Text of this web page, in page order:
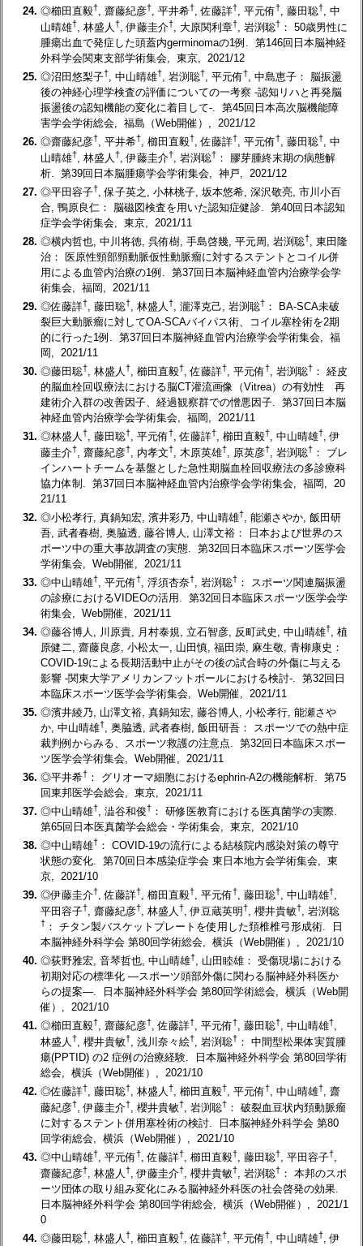
24. ◎櫛田直毅†, 齋藤紀彦†, 平井希†, 佐藤詳†, 平元侑†, 藤田聡†, 中
山晴雄† , 林盛人 † , 伊藤圭介† , 大原関利章† , 岩渕聡† ： 50歳男性に
腫瘍出血で発症した頭蓋内germinomaの1例. 第146回日本脳神経
外科学会関東支部学術集会, 東京, 2021/12
25. ◎沼田悠梨子†, 中山晴雄†, 岩渕聡†, 平元侑†, 中島恵子： 脳振盪
後の神経心理学検査の評価についての一考察 -認知リハと再発脳
振盪後の認知機能の変化に着目して-. 第45回日本高次脳機能障
害学会学術総会, 福島（Web開催）, 2021/12
26. ◎齋藤紀彦†, 平井希†, 櫛田直毅†, 佐藤詳†, 平元侑†, 藤田聡†, 中
山晴雄† , 林盛人 † , 伊藤圭介† , 岩渕聡† ： 膠芽腫終末期の病態解
析. 第39回日本脳腫瘍学会学術集会, 神戸, 2021/12
27. ◎平田容子†, 保子英之, 小林桃子, 坂本悠希, 深沢敬亮, 市川小百
合, 鴨原良仁： 脳磁図検査を用いた認知症健診. 第40回日本認知
症学会学術集会, 東京, 2021/11
28. ◎横内哲也, 中川将徳, 呉侑樹, 手島啓幾, 平元周, 岩渕聡†, 東田隆
治： 医原性頸部頸動脈仮性動脈瘤に対するステントとコイル併
用による血管内治療の1例. 第37回日本脳神経血管内治療学会学
術集会, 福岡, 2021/11
29. ◎佐藤詳†, 藤田聡†, 林盛人†, 瀧澤克己, 岩渕聡† ： BA-SCA未破
裂巨大動脈瘤に対してOA-SCAバイパス術、コイル塞栓術を2期
的に行った1例. 第37回日本脳神経血管内治療学会学術集会, 福
岡, 2021/11
30. ◎藤田聡†, 林盛人†, 櫛田直毅†, 佐藤詳†, 平元侑†, 岩渕聡† ： 経皮
的脳血栓回収療法における脳CT灌流画像（Vitrea）の有効性 再
建術介入群の改善因子、経過観察群での憎悪因子. 第37回日本脳
神経血管内治療学会学術集会, 福岡, 2021/11
31. ◎林盛人†, 藤田聡†, 平元侑†, 佐藤詳†, 櫛田直毅†, 中山晴雄†, 伊
藤圭介† , 齋藤紀彦† , 内孝文† , 木原英雄† , 原英彦† , 岩渕聡† ： ブレ
インハートチームを基盤とした急性期脳血栓回収療法の多診療科
協力体制. 第37回日本脳神経血管内治療学会学術集会, 福岡, 20
21/11
32. ◎小松孝行, 真鍋知宏, 濱井彩乃, 中山晴雄†, 能瀬さやか, 飯田研
吾, 武者春樹, 奥脇透, 藤谷博人, 山澤文裕： 日本および世界のス
ポーツ中の重大事故調査の実態. 第32回日本臨床スポーツ医学会
学術集会, Web開催, 2021/11
33. ◎中山晴雄†, 平元侑†, 浮須杏奈†, 岩渕聡† ： スポーツ関連脳振盪
の診療におけるVIDEOの活用. 第32回日本臨床スポーツ医学会学
術集会, Web開催, 2021/11
34. ◎藤谷博人, 川原貴, 月村泰規, 立石智彦, 反町武史, 中山晴雄†, 植
原健二, 齋藤良彦, 小松太一, 山田慎, 福田崇, 麻生敬, 青柳康史：
COVID-19による長期活動中止がその後の試合時の外傷に与える
影響 -関東大学アメリカンフットボールにおける検討-. 第32回日
本臨床スポーツ医学会学術集会, Web開催, 2021/11
35. ◎濱井綾乃, 山澤文裕, 真鍋知宏, 藤谷博人, 小松孝行, 能瀬さや
か, 中山晴雄†, 奥脇透, 武者春樹, 飯田研吾： スポーツでの熱中症
裁判例からみる、スポーツ救護の注意点. 第32回日本臨床スポー
ツ医学会学術集会, Web開催, 2021/11
36. ◎平井希† ： グリオーマ細胞におけるephrin-A2の機能解析. 第75
回東邦医学会総会, 東京, 2021/11
37. ◎中山晴雄†, 澁谷和俊† ： 研修医教育における医真菌学の実際.
第65回日本医真菌学会総会・学術集会, 東京, 2021/10
38. ◎中山晴雄† ： COVID-19の流行による結核院内感染対策の尊守
状態の変化. 第70回日本感染症学会 東日本地方会学術集会, 東
京, 2021/10
39. ◎伊藤圭介†, 佐藤詳†, 櫛田直毅†, 平元侑†, 藤田聡†, 中山晴雄†,
平田容子† , 齋藤紀彦† , 林盛人 † , 伊豆蔵英明† , 櫻井貴敏† , 岩渕聡
† ： チタン製バスケットプレートを使用した頚椎椎弓形成術. 日
本脳神経外科学会 第80回学術総会, 横浜（Web開催）, 2021/10
40. ◎荻野雅宏, 音琴哲也, 中山晴雄†, 山田睦雄： 受傷現場における
初期対応の標準化 ―スポーツ頭部外傷に関わる脳神経外科医か
らの提案―. 日本脳神経外科学会 第80回学術総会, 横浜（Web開
催）, 2021/10
41. ◎櫛田直毅†, 齋藤紀彦†, 佐藤詳†, 平元侑†, 藤田聡†, 中山晴雄†,
林盛人 † , 櫻井貴敏† , 浅川奈々絵† , 岩渕聡† ： 中間型松果体実質腫
瘍(PPTID) の2 症例の治療経験. 日本脳神経外科学会 第80回学術
総会, 横浜（Web開催）, 2021/10
42. ◎佐藤詳†, 藤田聡†, 林盛人†, 櫛田直毅†, 平元侑†, 中山晴雄†, 齋
藤紀彦† , 伊藤圭介† , 櫻井貴敏† , 岩渕聡† ： 破裂血豆状内頚動脈瘤
に対するステント併用塞栓術の検討. 日本脳神経外科学会 第80
回学術総会, 横浜（Web開催）, 2021/10
43. ◎中山晴雄†, 平元侑†, 佐藤詳†, 櫛田直毅†, 藤田聡†, 平田容子†,
齋藤紀彦† , 林盛人 † , 伊藤圭介† , 櫻井貴敏† , 岩渕聡† ： 本邦のスポ
ーツ団体の取り組み変化にみる脳神経外科医の社会啓発の効果.
日本脳神経外科学会 第80回学術総会, 横浜（Web開催）, 2021/1
0
44. ◎藤田聡†, 林盛人†, 櫛田直毅†, 佐藤詳†, 平元侑†, 中山晴雄†, 伊